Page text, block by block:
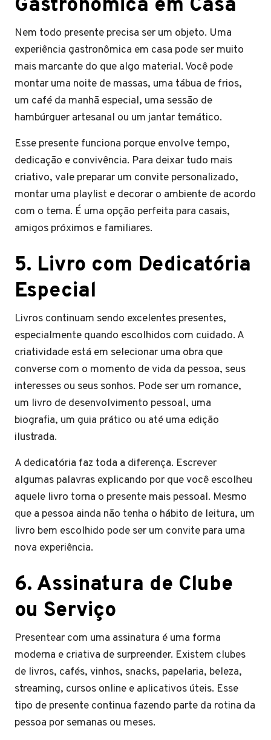
Gastronômica em Casa
Nem todo presente precisa ser um objeto. Uma
experiência gastronômica em casa pode ser muito
mais marcante do que algo material. Você pode
montar uma noite de massas, uma tábua de frios,
um café da manhã especial, uma sessão de
hambúrguer artesanal ou um jantar temático.
Esse presente funciona porque envolve tempo,
dedicação e convivência. Para deixar tudo mais
criativo, vale preparar um convite personalizado,
montar uma playlist e decorar o ambiente de acordo
com o tema. É uma opção perfeita para casais,
amigos próximos e familiares.
5. Livro com Dedicatória
Especial
Livros continuam sendo excelentes presentes,
especialmente quando escolhidos com cuidado. A
criatividade está em selecionar uma obra que
converse com o momento de vida da pessoa, seus
interesses ou seus sonhos. Pode ser um romance,
um livro de desenvolvimento pessoal, uma
biografia, um guia prático ou até uma edição
ilustrada.
A dedicatória faz toda a diferença. Escrever
algumas palavras explicando por que você escolheu
aquele livro torna o presente mais pessoal. Mesmo
que a pessoa ainda não tenha o hábito de leitura, um
livro bem escolhido pode ser um convite para uma
nova experiência.
6. Assinatura de Clube
ou Serviço
Presentear com uma assinatura é uma forma
moderna e criativa de surpreender. Existem clubes
de livros, cafés, vinhos, snacks, papelaria, beleza,
streaming, cursos online e aplicativos úteis. Esse
tipo de presente continua fazendo parte da rotina da
pessoa por semanas ou meses.